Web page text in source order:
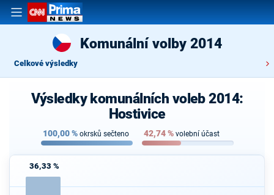
Komunální volby 2014
Celkové výsledky
Výsledky komunálních voleb 2014:
Hostivice
100,00% okrsků sečteno 42,74% volební účast
36,33 %